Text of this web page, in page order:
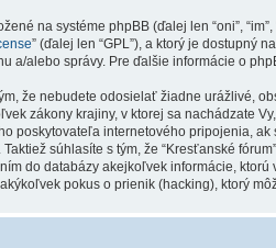
na systéme phpBB (ďalej len “oni”,
” (ďalej len “GPL”), a ktorý je dostupný na
a/alebo správy. Pre ďalšie informácie o
že nebudete odosielať žiadne urážlivé,
zákony krajiny, v ktorej sa nachádzate
poskytovateľa internetového pripojenia,
súhlasíte s tým, že “Kresťanské
do databázy akejkoľvek informácie,
pokus o prienik (hacking), ktorý